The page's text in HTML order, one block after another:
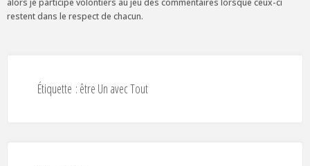
alors je participe volontiers au jeu des commentaires lorsque ceux-ci
restent dans le respect de chacun.
Étiquette : être Un avec Tout